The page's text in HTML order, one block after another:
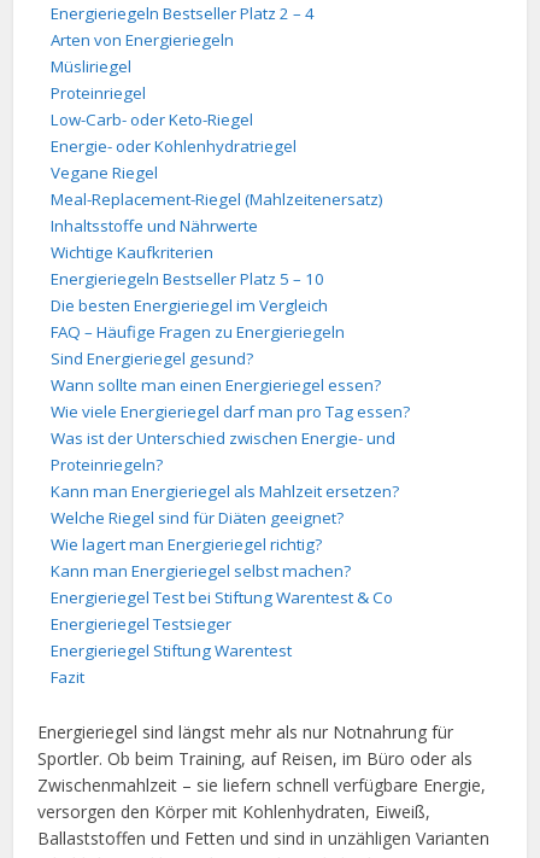
Energieriegeln Bestseller Platz 2 – 4
Arten von Energieriegeln
Müsliriegel
Proteinriegel
Low-Carb- oder Keto-Riegel
Energie- oder Kohlenhydratriegel
Vegane Riegel
Meal-Replacement-Riegel (Mahlzeitenersatz)
Inhaltsstoffe und Nährwerte
Wichtige Kaufkriterien
Energieriegeln Bestseller Platz 5 – 10
Die besten Energieriegel im Vergleich
FAQ – Häufige Fragen zu Energieriegeln
Sind Energieriegel gesund?
Wann sollte man einen Energieriegel essen?
Wie viele Energieriegel darf man pro Tag essen?
Was ist der Unterschied zwischen Energie- und
Proteinriegeln?
Kann man Energieriegel als Mahlzeit ersetzen?
Welche Riegel sind für Diäten geeignet?
Wie lagert man Energieriegel richtig?
Kann man Energieriegel selbst machen?
Energieriegel Test bei Stiftung Warentest & Co
Energieriegel Testsieger
Energieriegel Stiftung Warentest
Fazit
Energieriegel sind längst mehr als nur Notnahrung für
Sportler. Ob beim Training, auf Reisen, im Büro oder als
Zwischenmahlzeit – sie liefern schnell verfügbare Energie,
versorgen den Körper mit Kohlenhydraten, Eiweiß,
Ballaststoffen und Fetten und sind in unzähligen Varianten